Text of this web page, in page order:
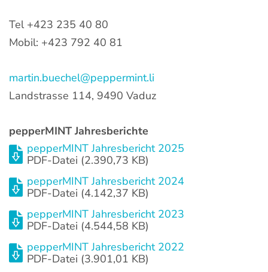
Wir suchen
Impressum
Datenschutz
Tel +423 235 40 80
Mobil: +423 792 40 81
martin.buechel@peppermint.li
Landstrasse 114, 9490 Vaduz
pepperMINT Jahresberichte
pepperMINT Jahresbericht 2025
PDF-Datei (2.390,73 KB)
pepperMINT Jahresbericht 2024
PDF-Datei (4.142,37 KB)
pepperMINT Jahresbericht 2023
PDF-Datei (4.544,58 KB)
pepperMINT Jahresbericht 2022
PDF-Datei (3.901,01 KB)